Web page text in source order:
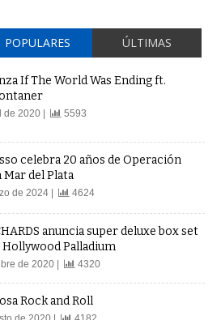
POPULARES ÚLTIMAS
2020 |
celebra 20 años de Operación
del Plata
de 2024 | 4624
anuncia super deluxe box set
Palladium
de 2020 | 4320
Rock and Roll
de 2020 | 4182